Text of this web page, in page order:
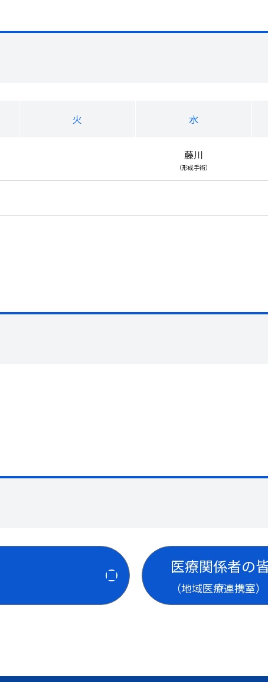
火 水
藤川
（形成手術）
医療関係者の
（地域医療連携室）